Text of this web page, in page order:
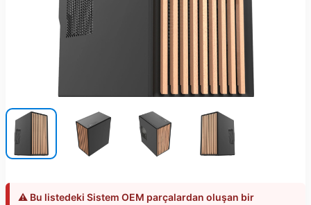
⚠️ Bu listedeki Sistem OEM parçalardan oluşan bir